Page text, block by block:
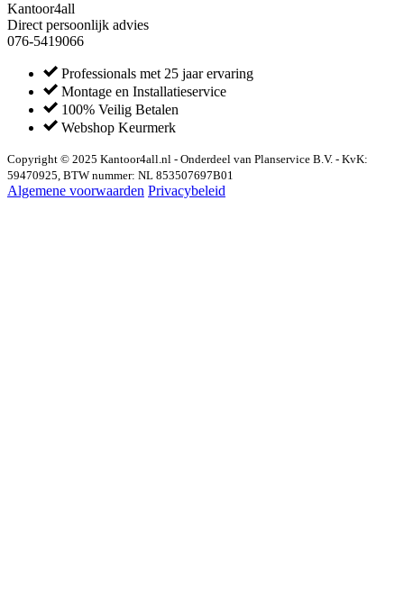
Kantoor4all
Direct persoonlijk advies
076-5419066
Professionals met 25 jaar ervaring
Montage en Installatieservice
100% Veilig Betalen
Webshop Keurmerk
Copyright © 2025 Kantoor4all.nl - Onderdeel van Planservice B.V. - KvK:
59470925, BTW nummer: NL 853507697B01
Algemene voorwaarden Privacybeleid